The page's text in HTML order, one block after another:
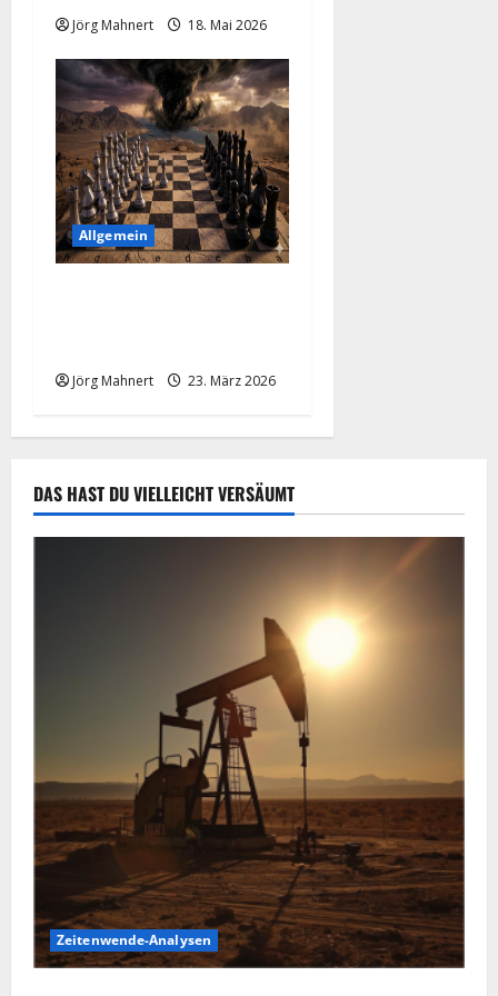
Jörg Mahnert 18. Mai 2026
Allgemein
Jörg Mahnert 23. März 2026
DAS HAST DU VIELLEICHT VERSÄUMT
Zeitenwende-Analysen